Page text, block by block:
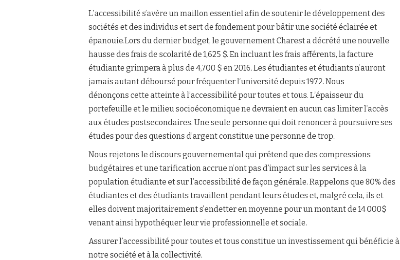
L’accessibilité s’avère un maillon essentiel afin de soutenir le développement des
sociétés et des individus et sert de fondement pour bâtir une société éclairée et
épanouie.Lors du dernier budget, le gouvernement Charest a décrété une nouvelle
hausse des frais de scolarité de 1,625 $. En incluant les frais afférents, la facture
étudiante grimpera à plus de 4,700 $ en 2016. Les étudiantes et étudiants n’auront
jamais autant déboursé pour fréquenter l’université depuis 1972. Nous
dénonçons cette atteinte à l’accessibilité pour toutes et tous. L’épaisseur du
portefeuille et le milieu socioéconomique ne devraient en aucun cas limiter l’accès
aux études postsecondaires. Une seule personne qui doit renoncer à poursuivre ses
études pour des questions d’argent constitue une personne de trop.
Nous rejetons le discours gouvernemental qui prétend que des compressions
budgétaires et une tarification accrue n’ont pas d’impact sur les services à la
population étudiante et sur l’accessibilité de façon générale. Rappelons que 80% des
étudiantes et des étudiants travaillent pendant leurs études et, malgré cela, ils et
elles doivent majoritairement s’endetter en moyenne pour un montant de 14 000$
venant ainsi hypothéquer leur vie professionnelle et sociale.
Assurer l’accessibilité pour toutes et tous constitue un investissement qui bénéficie à
notre société et à la collectivité.